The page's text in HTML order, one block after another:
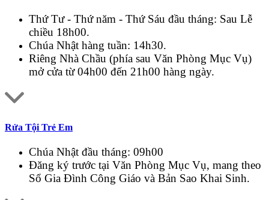
Thứ Tư - Thứ năm - Thứ Sáu đầu tháng: Sau Lễ
chiều 18h00.
Chúa Nhật hàng tuần: 14h30.
Riêng Nhà Chầu (phía sau Văn Phòng Mục Vụ)
mở cửa từ 04h00 đến 21h00 hàng ngày.
Rửa Tội Trẻ Em
Chúa Nhật đầu tháng: 09h00
Đăng ký trước tại Văn Phòng Mục Vụ, mang theo
Sổ Gia Đình Công Giáo và Bản Sao Khai Sinh.